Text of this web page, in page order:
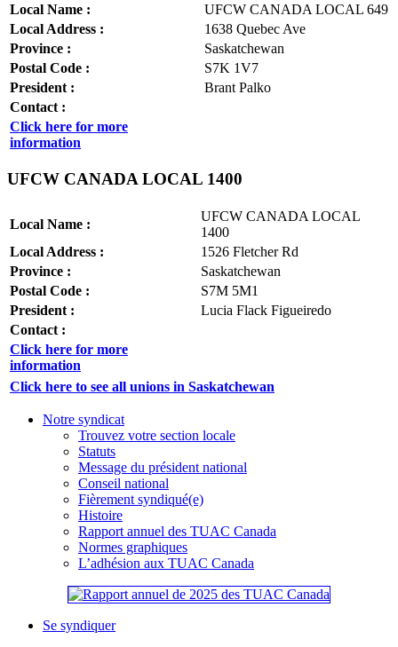
Local Name :
UFCW CANADA LOCAL 649
Local Address :
1638 Quebec Ave
Province :
Saskatchewan
Postal Code :
S7K 1V7
President :
Brant Palko
Contact :
Click here for more
information
UFCW CANADA LOCAL 1400
Local Name :
UFCW CANADA LOCAL
1400
Local Address :
1526 Fletcher Rd
Province :
Saskatchewan
Postal Code :
S7M 5M1
President :
Lucia Flack Figueiredo
Contact :
Click here for more
information
Click here to see all unions in Saskatchewan
Notre syndicat
Trouvez votre section locale
Statuts
Message du président national
Conseil national
Fièrement syndiqué(e)
Histoire
Rapport annuel des TUAC Canada
Normes graphiques
L’adhésion aux TUAC Canada
Se syndiquer